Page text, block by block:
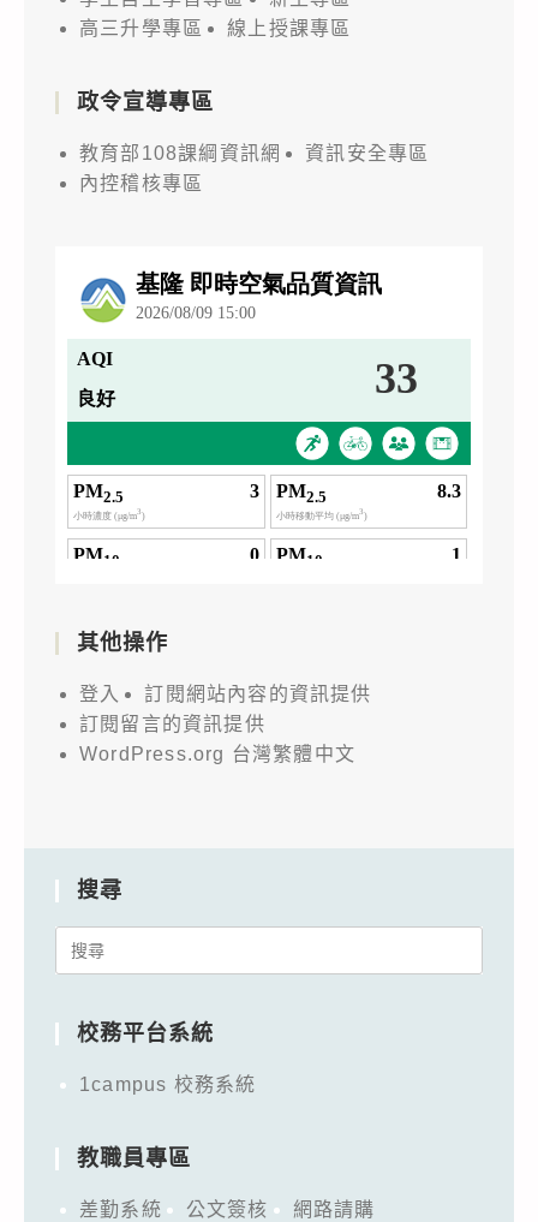
高三升學專區
線上授課專區
政令宣導專區
教育部108課綱資訊網
資訊安全專區
內控稽核專區
其他操作
登入
訂閱網站內容的資訊提供
訂閱留言的資訊提供
WordPress.org 台灣繁體中文
搜尋
Search
校務平台系統
1campus 校務系統
教職員專區
差勤系統 公文簽核
網路請購